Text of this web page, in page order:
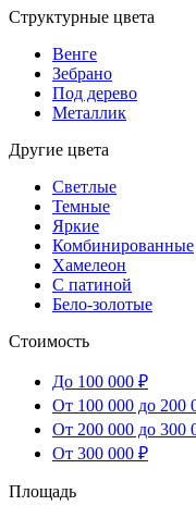
Структурные цвета
Венге
Зебрано
Под дерево
Металлик
Другие цвета
Светлые
Темные
Яркие
Комбинированные
Хамелеон
С патиной
Бело-золотые
Стоимость
До 100 000 ₽
От 100 000 до 200
От 200 000 до 300
От 300 000 ₽
Площадь